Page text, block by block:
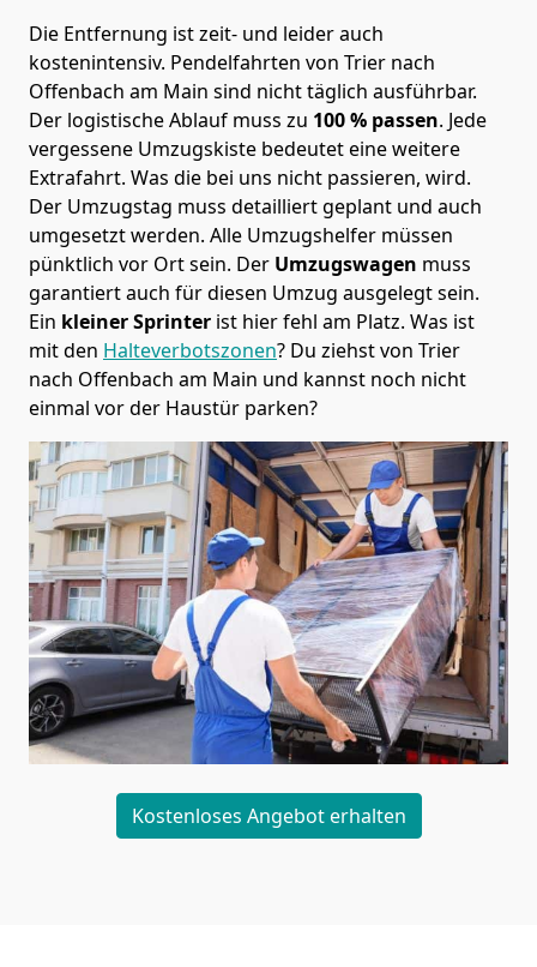
Die Entfernung ist zeit- und leider auch
kostenintensiv. Pendelfahrten von Trier nach
Offenbach am Main sind nicht täglich ausführbar.
Der logistische Ablauf muss zu 100 % passen. Jede
vergessene Umzugskiste bedeutet eine weitere
Extrafahrt. Was die bei uns nicht passieren, wird.
Der Umzugstag muss detailliert geplant und auch
umgesetzt werden. Alle Umzugshelfer müssen
pünktlich vor Ort sein. Der Umzugswagen muss
garantiert auch für diesen Umzug ausgelegt sein.
Ein kleiner Sprinter ist hier fehl am Platz. Was ist
mit den Halteverbotszonen? Du ziehst von Trier
nach Offenbach am Main und kannst noch nicht
einmal vor der Haustür parken?
Kostenloses Angebot erhalten